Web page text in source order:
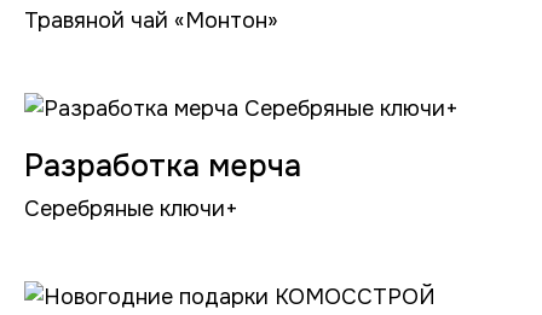
Травяной чай «Монтон»
Разработка мерча
Серебряные ключи+